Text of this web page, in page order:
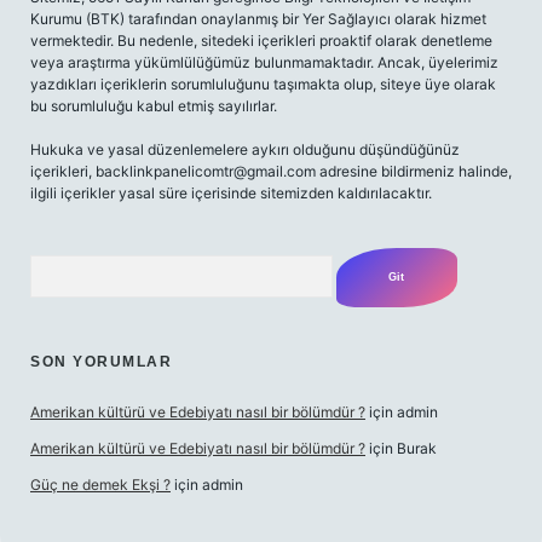
Kurumu (BTK) tarafından onaylanmış bir Yer Sağlayıcı olarak hizmet
vermektedir. Bu nedenle, sitedeki içerikleri proaktif olarak denetleme
veya araştırma yükümlülüğümüz bulunmamaktadır. Ancak, üyelerimiz
yazdıkları içeriklerin sorumluluğunu taşımakta olup, siteye üye olarak
bu sorumluluğu kabul etmiş sayılırlar.
Hukuka ve yasal düzenlemelere aykırı olduğunu düşündüğünüz
içerikleri, backlinkpanelicomtr@gmail.com adresine bildirmeniz halinde,
ilgili içerikler yasal süre içerisinde sitemizden kaldırılacaktır.
SON YORUMLAR
Amerikan kültürü ve Edebiyatı nasıl bir bölümdür ? için admin
Amerikan kültürü ve Edebiyatı nasıl bir bölümdür ? için Burak
Güç ne demek Ekşi ? için admin